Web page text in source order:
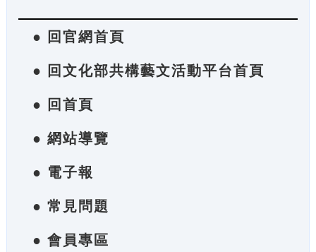
● 回官網首頁
● 回文化部共構藝文活動平台首頁
● 回首頁
● 網站導覽
● 電子報
● 常見問題
● 會員專區